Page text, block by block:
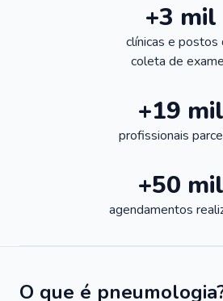
+3 mil
clínicas e postos
coleta de
+19 mil
profissionais
+50 mil
agendamentos
O que é